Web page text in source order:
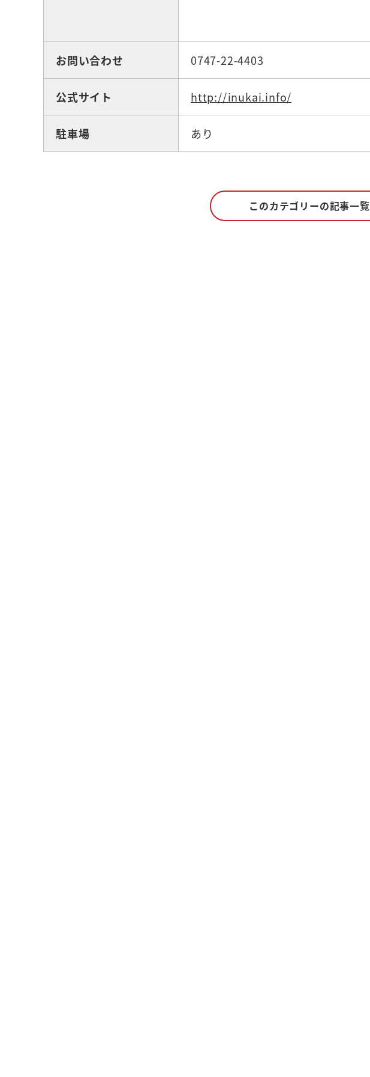
お問い合わせ 0747-22-4403
公式サイト http://inukai.info/
駐車場 あり
このカテゴリーの記事一覧